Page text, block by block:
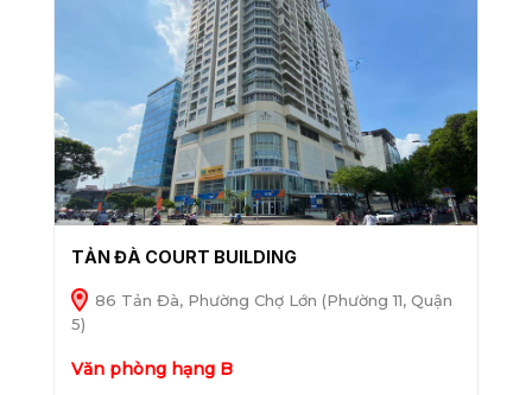
TẢN ĐÀ COURT BUILDING
86 Tản Đà, Phường Chợ Lớn (Phường 11, Quận
5)
Văn phòng hạng B